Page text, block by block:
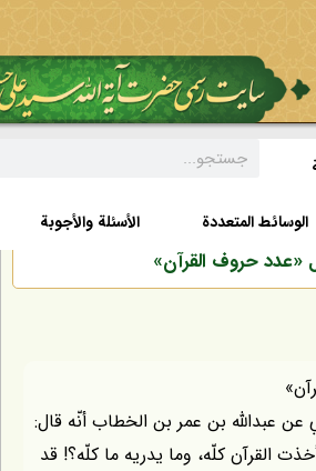
الأخبار الذاتية
الأسئلة والأجوبة
القرآن»
بن عمر بن الخطاب أنّه قال:
وما يدريه ما كلّه؟! قد